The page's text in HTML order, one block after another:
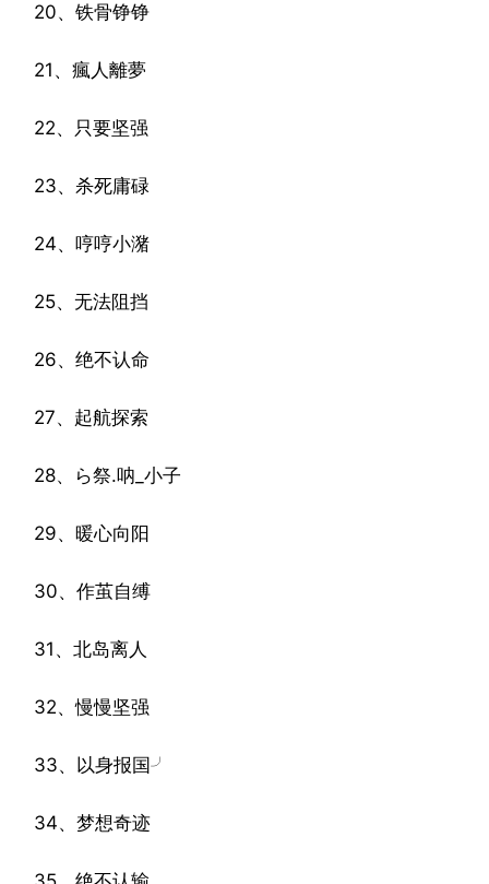
20、铁骨铮铮
21、瘋人離夢
22、只要坚强
23、杀死庸碌
24、哼哼小潴
25、无法阻挡
26、绝不认命
27、起航探索
28、ら祭.呐_小子
29、暖心向阳
30、作茧自缚
31、北岛离人
32、慢慢坚强
33、以身报国╯
34、梦想奇迹